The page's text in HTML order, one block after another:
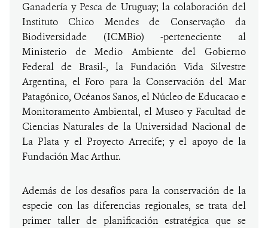
Ganadería y Pesca de Uruguay; la colaboración del
Instituto Chico Mendes de Conservação da
Biodiversidade (ICMBio) -perteneciente al
Ministerio de Medio Ambiente del Gobierno
Federal de Brasil-, la Fundación Vida Silvestre
Argentina, el Foro para la Conservación del Mar
Patagónico, Océanos Sanos, el Núcleo de Educacao e
Monitoramento Ambiental, el Museo y Facultad de
Ciencias Naturales de la Universidad Nacional de
La Plata y el Proyecto Arrecife; y el apoyo de la
Fundación Mac Arthur.
Además de los desafíos para la conservación de la
especie con las diferencias regionales, se trata del
primer taller de planificación estratégica que se